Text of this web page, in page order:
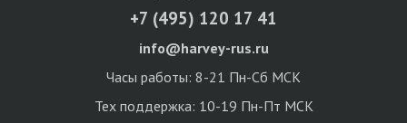
+7 (495) 120 17 41
info@harvey-rus.ru
Часы работы: 8-21 Пн-Сб МСК
Тех поддержка: 10-19 Пн-Пт МСК